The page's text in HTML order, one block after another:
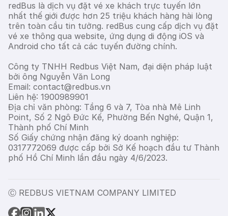
redBus là dịch vụ đặt vé xe khách trực tuyến lớn
nhất thế giới được hơn 25 triệu khách hàng hài lòng
trên toàn cầu tin tưởng. redBus cung cấp dịch vụ đặt
vé xe thông qua website, ứng dụng di động iOS và
Android cho tất cả các tuyến đường chính.
Công ty TNHH Redbus Việt Nam, đại diện pháp luật
bởi ông Nguyễn Văn Long
Email: contact@redbus.vn
Liên hệ: 1900989901
Địa chỉ văn phòng: Tầng 6 và 7, Tòa nhà Mê Linh
Point, Số 2 Ngô Đức Kế, Phường Bến Nghé, Quận 1,
Thành phố Chí Minh
Số Giấy chứng nhận đăng ký doanh nghiệp:
0317772069 được cấp bởi Sở Kế hoạch đầu tư Thành
phố Hồ Chí Minh lần đầu ngày 4/6/2023.
Ⓒ REDBUS VIETNAM COMPANY LIMITED